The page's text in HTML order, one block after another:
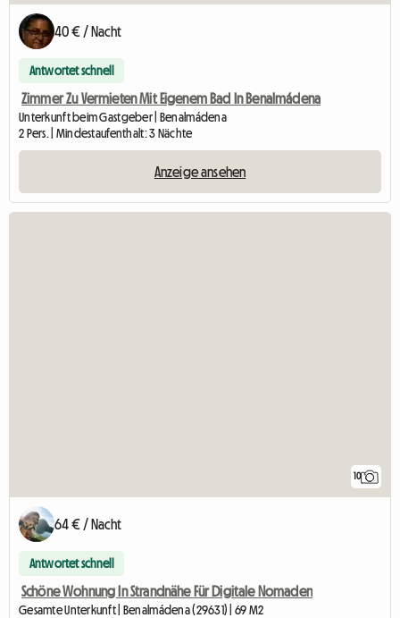
40 € / Nacht
Antwortet schnell
Zimmer Zu Vermieten Mit Eigenem Bad In Benalmádena
Unterkunft beim Gastgeber | Benalmádena
2 Pers. | Mindestaufenthalt: 3 Nächte
Anzeige ansehen
10
64 € / Nacht
Antwortet schnell
Schöne Wohnung In Strandnähe Für Digitale Nomaden
Gesamte Unterkunft | Benalmádena (29631) | 69 M2